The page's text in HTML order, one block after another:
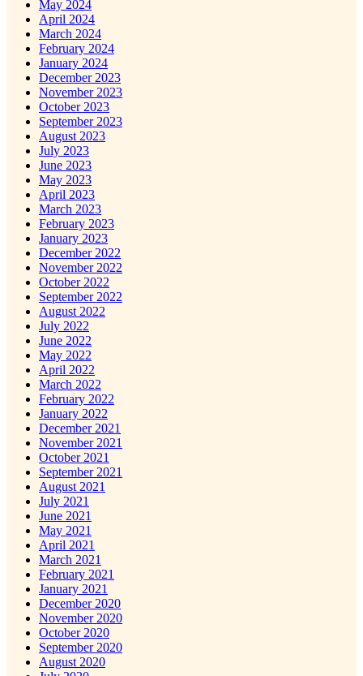
May 2024
April 2024
March 2024
February 2024
January 2024
December 2023
November 2023
October 2023
September 2023
August 2023
July 2023
June 2023
May 2023
April 2023
March 2023
February 2023
January 2023
December 2022
November 2022
October 2022
September 2022
August 2022
July 2022
June 2022
May 2022
April 2022
March 2022
February 2022
January 2022
December 2021
November 2021
October 2021
September 2021
August 2021
July 2021
June 2021
May 2021
April 2021
March 2021
February 2021
January 2021
December 2020
November 2020
October 2020
September 2020
August 2020